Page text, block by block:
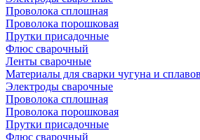
Проволока сплошная
Проволока порошковая
Прутки присадочные
Флюс сварочный
Ленты сварочные
Материалы для сварки чугуна и
Электроды сварочные
Проволока сплошная
Проволока порошковая
Прутки присадочные
Флюс сварочный